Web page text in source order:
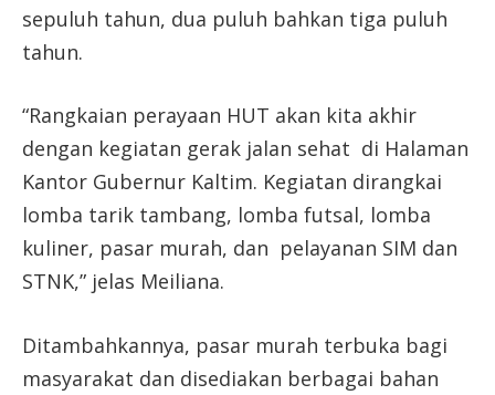
sepuluh tahun, dua puluh bahkan tiga puluh
tahun.
“Rangkaian perayaan HUT akan kita akhir
dengan kegiatan gerak jalan sehat di Halaman
Kantor Gubernur Kaltim. Kegiatan dirangkai
lomba tarik tambang, lomba futsal, lomba
kuliner, pasar murah, dan pelayanan SIM dan
STNK,” jelas Meiliana.
Ditambahkannya, pasar murah terbuka bagi
masyarakat dan disediakan berbagai bahan